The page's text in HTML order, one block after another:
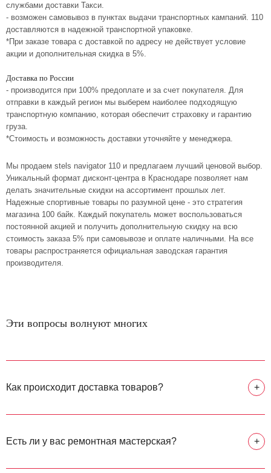
службами доставки Такси.
- возможен самовывоз в пунктах выдачи транспортных кампаний. 110
доставляются в надежной транспортной упаковке.
*При заказе товара с доставкой по адресу не действует условие
акции и дополнительная скидка в 5%.
Доставка по России
- производится при 100% предоплате и за счет покупателя. Для
отправки в каждый регион мы выберем наиболее подходящую
транспортную компанию, которая обеспечит страховку и гарантию
груза.
*Стоимость и возможность доставки уточняйте у менеджера.
Мы продаем stels navigator 110 и предлагаем лучший ценовой выбор.
Уникальный формат дисконт-центра в Краснодаре позволяет нам
делать значительные скидки на ассортимент прошлых лет.
Надежные спортивные товары по разумной цене - это стратегия
магазина 100 байк. Каждый покупатель может воспользоваться
постоянной акцией и получить дополнительную скидку на всю
стоимость заказа 5% при самовывозе и оплате наличными. На все
товары распространяется официальная заводская гарантия
производителя.
Эти вопросы волнуют многих
Как происходит доставка товаров? +
Есть ли у вас ремонтная мастерская? +